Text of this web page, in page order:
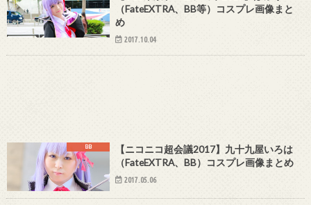
（FateEXTRA、BB等）コスプレ画像まと
め
2017.10.04
BB
【ニコニコ超会議2017】九十九屋いろは
（FateEXTRA、BB）コスプレ画像まとめ
2017.05.06